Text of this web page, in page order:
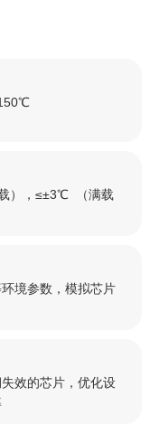
），≤±3℃ （满载
境参数，模拟芯片
效的芯⽚，优化设